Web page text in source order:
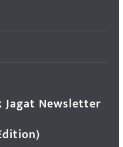
Jagat Newsletter